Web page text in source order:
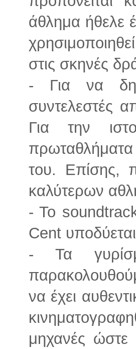
άθλημα ήθελε
στις σκηνές
- Για να
συντελεστές
Για την
πρωταθλήματα
του. Επίσης,
καλύτερων
- Το
Cent
- Τα
να έχει
μηχανές ώστε